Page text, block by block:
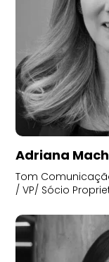
Adriana
Tom
/ VP/ Sócio